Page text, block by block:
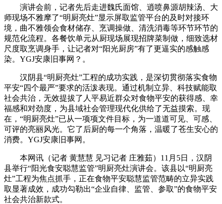
演讲会前，记者先后走进魏氏面馆、逍喷鼻源胡辣汤、大
师现场不雅摩了“明厨亮灶”显示屏取监管平台的及时对接环
境，曲不雅领会食材储存、烹调操做、清洗消毒等环节环节的
规范化流程。各餐饮单元从厨现场展现招牌菜制做，细致选材
尺度取烹调身手，让记者对“阳光厨房”有了更逼实的感触感
染。YGJ安康旧事网？。
汉阴县“明厨亮灶”工程的成功实践，是深切贯彻落实食物
平安“四个最严”要求的活泼表现。通过机制立异、科技赋能取
社会共治，无效提拔了人平易近群众对食物平安的获得感、幸
福感和对劲度，为县域社会管理现代化供给了无益摸索。现
在，“明厨亮灶”已从一项项文件目标，为一道道可见、可感、
可评的亮丽风光。它了后厨的每一个角落，温暖了苍生安心的
消费。YGJ安康旧事网。
本网讯（记者 黄慧慧 见习记者 庄雅茹）11月5日，汉阴
县举行“阳光食安聪慧监管”明厨亮灶演讲会。该县以“明厨亮
灶”工程为焦点抓手，正在食物平安聪慧监管范畴的立异实践
取显著成效，成功勾勒出“企业自律、监管、参取”的食物平安
社会共治新款式。